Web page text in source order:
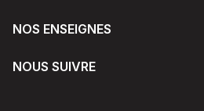
NOS ENSEIGNES
NOUS SUIVRE